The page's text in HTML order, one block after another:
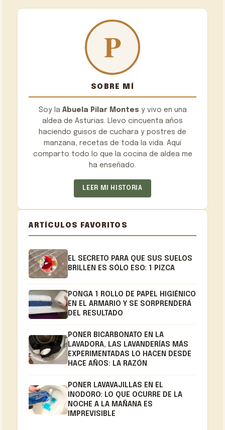
SOBRE MÍ
Soy la Abuela Pilar Montes y vivo en una
aldea de Asturias. Llevo cincuenta años
haciendo guisos de cuchara y postres de
manzana, recetas de toda la vida. Aquí
comparto todo lo que la cocina de aldea me
ha enseñado.
LEER MI HISTORIA
ARTÍCULOS FAVORITOS
EL SECRETO PARA QUE SUS SUELOS
BRILLEN ES SÓLO ESO: 1 PIZCA
PONGA 1 ROLLO DE PAPEL HIGIÉNICO
EN EL ARMARIO Y SE SORPRENDERÁ
DEL RESULTADO
PONER BICARBONATO EN LA
LAVADORA, LAS LAVANDERÍAS MÁS
EXPERIMENTADAS LO HACEN DESDE
HACE AÑOS: LA RAZÓN
PONER LAVAVAJILLAS EN EL
INODORO: LO QUE OCURRE DE LA
NOCHE A LA MAÑANA ES
IMPREVISIBLE